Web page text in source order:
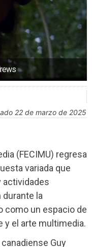
22 de marzo de 2025
(FECIMU) regresa
variada que
actividades
la
como un espacio de
y el arte multimedia.
Guy